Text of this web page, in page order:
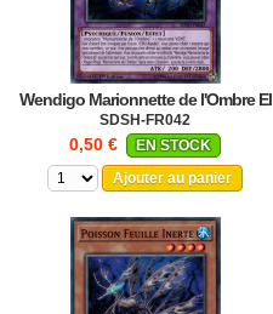
Wendigo Marionnette de l'Ombre El
SDSH-FR042
0,50 €
EN STOCK
Ajouter au panier